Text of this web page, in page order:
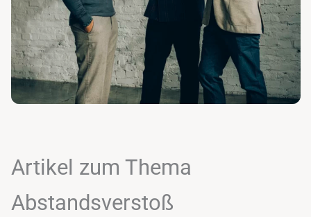
Artikel zum Thema
Abstandsverstoß